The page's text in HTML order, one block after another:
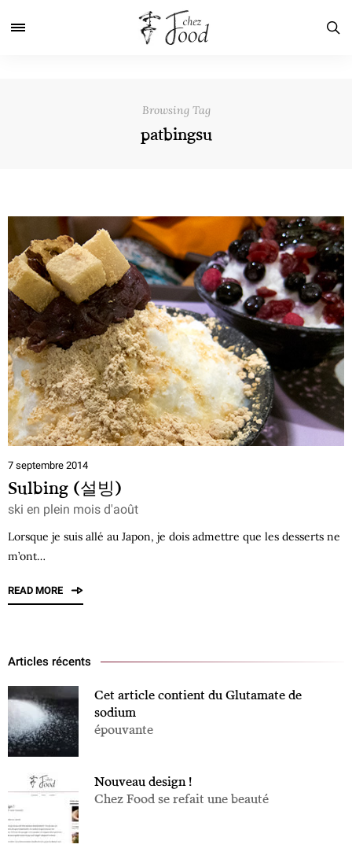
Browsing Tag
patbingsu
7 septembre 2014
Sulbing (설빙)
ski en plein mois d'août
Lorsque je suis allé au Japon, je dois admettre que les desserts ne
m’ont…
READ MORE
Articles récents
Cet article contient du Glutamate de
sodium
épouvante
Nouveau design !
Chez Food se refait une beauté